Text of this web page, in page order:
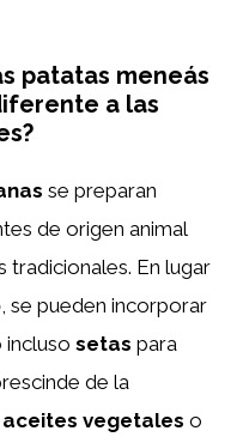
patatas meneás
a las
se preparan
de origen animal
tradicionales. En lugar
, se pueden incorporar
incluso setas para
de la
aceites vegetales o